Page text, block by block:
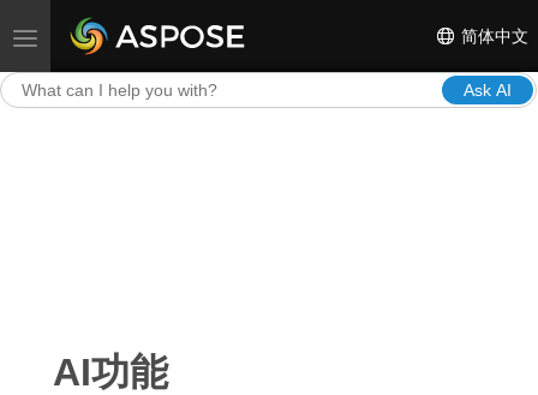
Toggle navigation 简体中文
Ask AI
AI功能